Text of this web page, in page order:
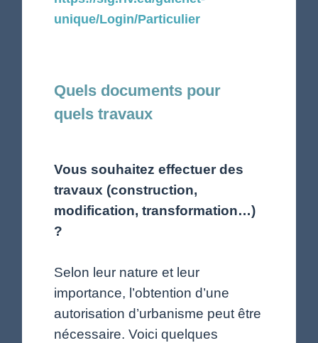
unique/Login/Particulier
Quels documents pour
quels travaux
Vous souhaitez effectuer des
travaux (construction,
modification, transformation…)
?
Selon leur nature et leur
importance, l’obtention d’une
autorisation d’urbanisme peut être
nécessaire. Voici quelques